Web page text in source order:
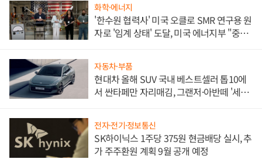
화학·에너지
'한수원 협력사' 미국 오클로 SMR 연구용 원
자로 '임계 상태' 도달, 미국 에너지부 "중요
자동차·부품
현대차 올해 SUV 국내 베스트셀러 톱10에
서 싼타페만 자리매김, 그랜저·아반떼 '세단
전자·전기·정보통신
SK하이닉스 1주당 375원 현금배당 실시, 추
가 주주환원 계획 9월 공개 예정